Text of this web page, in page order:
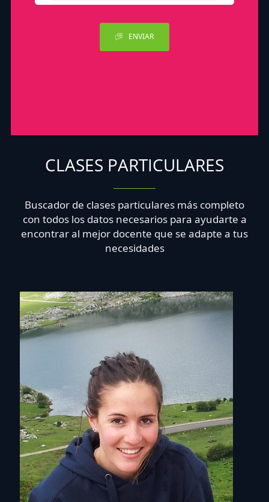
ENVIAR
CLASES PARTICULARES
Buscador de clases particulares más completo
con todos los datos necesarios para ayudarte a
encontrar al mejor docente que se adapte a tus
necesidades